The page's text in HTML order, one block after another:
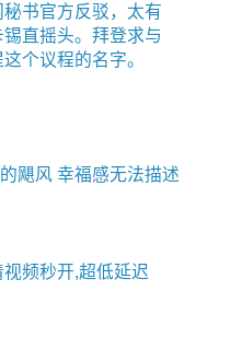
书官方反驳，太有
直摇头。拜登求与
个议程的名字。
飓风 幸福感无法描述
频秒开,超低延迟